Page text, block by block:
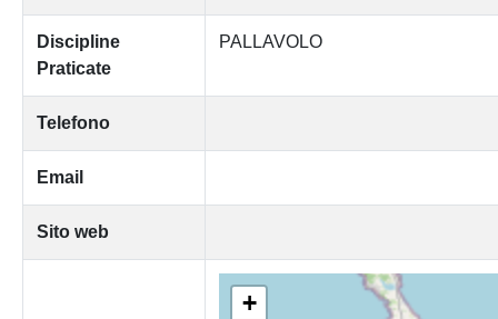
Discipline
Praticate
PALLAVOLO
Telefono
Email
Sito web
+